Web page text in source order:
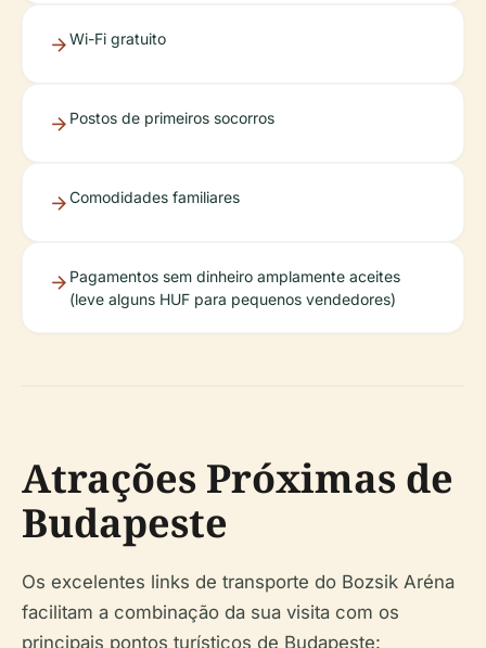
Wi-Fi gratuito
Postos de primeiros socorros
Comodidades familiares
Pagamentos sem dinheiro amplamente aceites
(leve alguns HUF para pequenos vendedores)
Atrações Próximas de
Budapeste
Os excelentes links de transporte do Bozsik Aréna
facilitam a combinação da sua visita com os
principais pontos turísticos de Budapeste: